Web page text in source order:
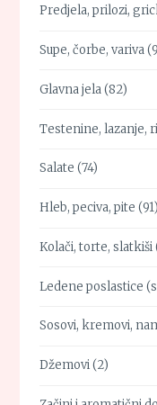
Predjela, prilozi,
Supe, čorbe, variva
Glavna jela(82)
Testenine, lazanje,
Salate (74)
Hleb, peciva, pite (91)
Kolači, torte, slatkiši
Ledene poslastice
Sosovi, kremovi,
Džemovi(2)